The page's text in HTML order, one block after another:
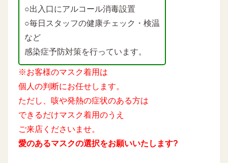
○出入口にアルコール消毒設置
○毎日スタッフの健康チェック・検温
など
感染症予防対策を行っています。
※お客様のマスク着用は
個人の判断にお任せします。
ただし、咳や発熱の症状のある方は
できるだけマスク着用のうえ
ご来店くださいませ。
愛のあるマスクの選択をお願いいたします?